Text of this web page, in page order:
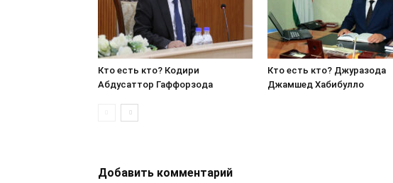
Кто есть кто? Кодири
Абдусаттор Гаффорзода
Кто есть кто? Джуразода
Джамшед Хабибулло
Добавить комментарий